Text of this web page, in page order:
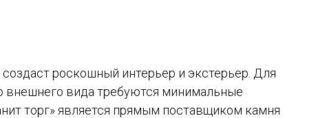
роскошный интерьер и экстерьер. Для
внешнего вида требуются минимальные
торг» является прямым поставщиком камня